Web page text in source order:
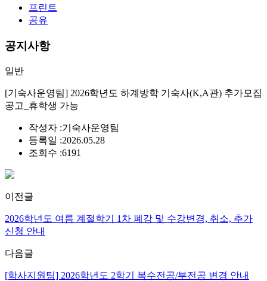
프린트
공유
공지사항
일반
[기숙사운영팀] 2026학년도 하계방학 기숙사(K,A관) 추가모집
공고_휴학생 가능
작성자 :기숙사운영팀
등록일 :2026.05.28
조회수 :6191
이전글
2026학년도 여름 계절학기 1차 폐강 및 수강변경, 취소, 추가
신청 안내
다음글
[학사지원팀] 2026학년도 2학기 복수전공/부전공 변경 안내